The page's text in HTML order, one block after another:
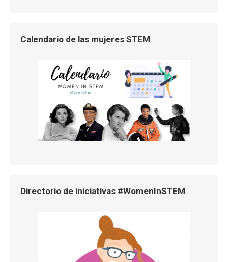
Calendario de las mujeres STEM
Directorio de iniciativas #WomenInSTEM